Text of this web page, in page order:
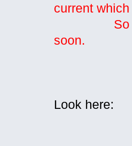
current
So test
soon.
Look here: